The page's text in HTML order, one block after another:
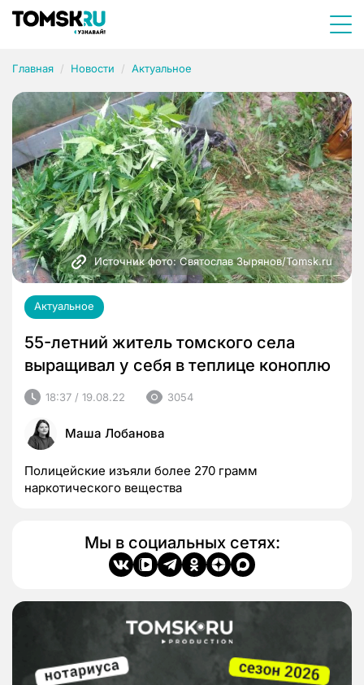
Главная Новости Актуальное
Источник фото: Святослав Зырянов/Tomsk.ru
Актуальное
55-летний житель томского села
выращивал у себя в теплице коноплю
18:37 / 19.08.22 3054
Маша Лобанова
Полицейские изъяли более 270 грамм
наркотического вещества
Мы в социальных сетях: